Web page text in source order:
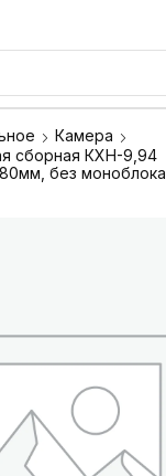
Камера
сборная КХН-9,94
без моноблока